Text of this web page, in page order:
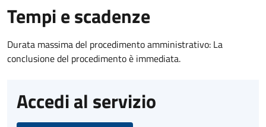
Tempi e scadenze
Durata massima del procedimento amministrativo: La
conclusione del procedimento è immediata.
Accedi al servizio